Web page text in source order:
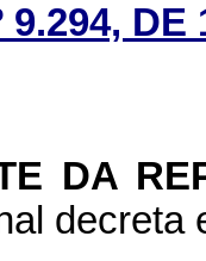
9.294,
DA